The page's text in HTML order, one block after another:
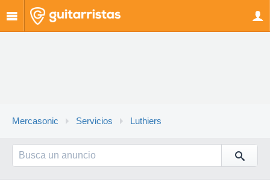
Mercasonic Servicios Luthiers